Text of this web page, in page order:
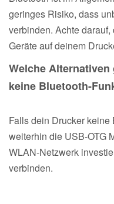
geringes Risiko, dass
verbinden. Achte
Geräte auf deinem
Welche
keine Bluetooth-
Falls dein Drucker keine
weiterhin die USB-OTG
WLAN-Netzwerk
verbinden.